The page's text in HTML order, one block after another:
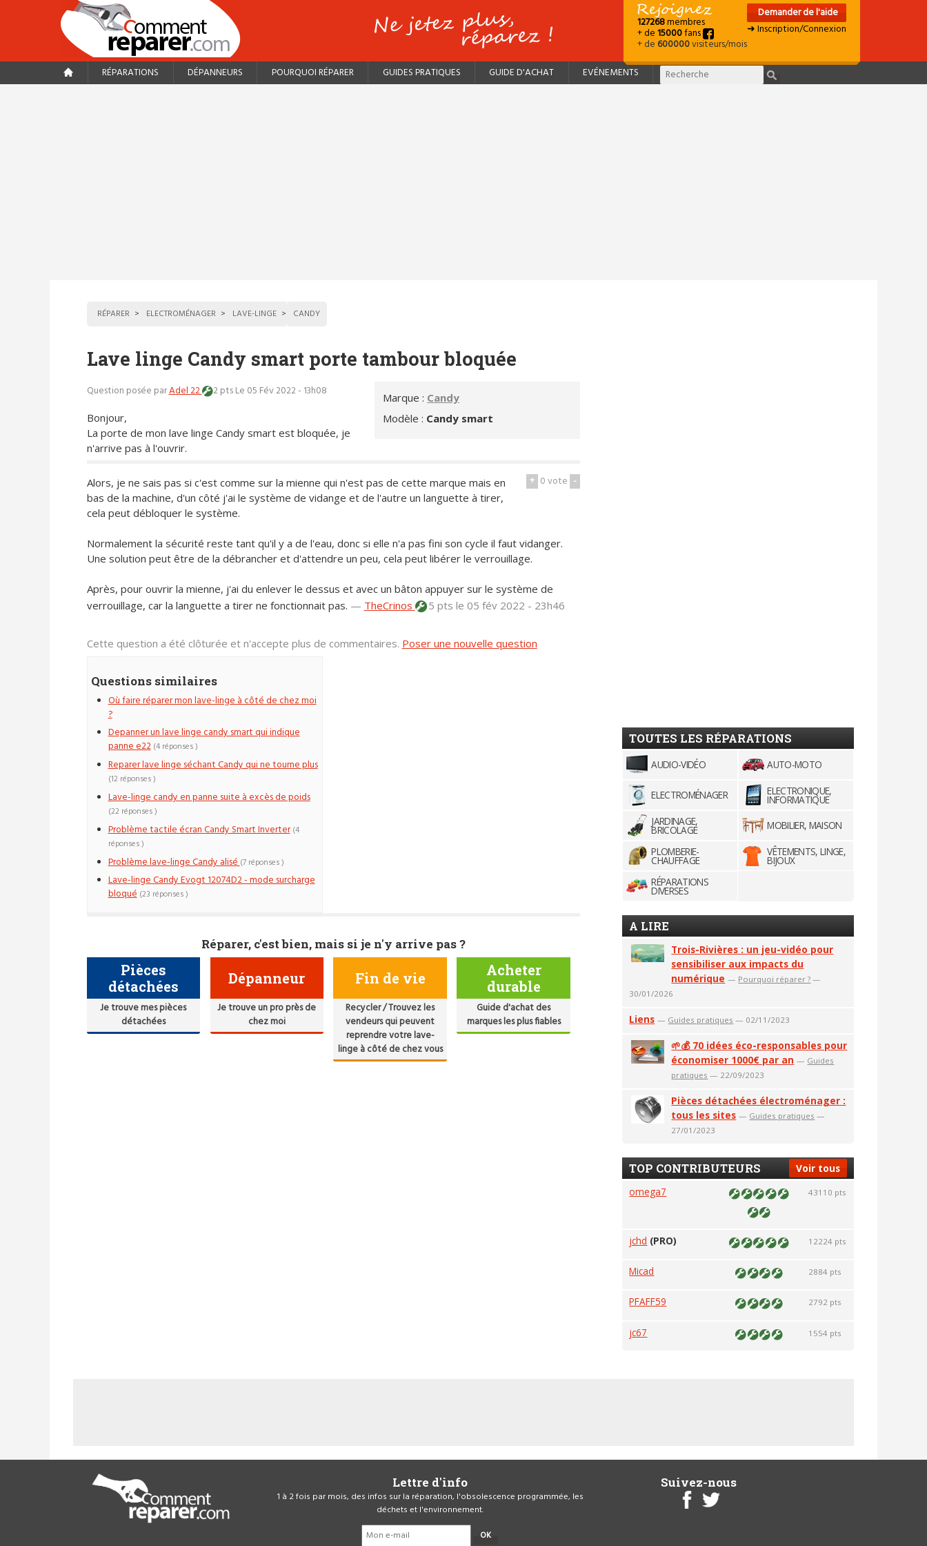
127268membres
+ de15000fans
+ de600000visiteurs/mois
Demander de l'aide
➜ Inscription/Connexion
RÉPARATIONS DÉPANNEURS POURQUOI RÉPARER GUIDES PRATIQUES GUIDE D'ACHAT EVÉNEMENTS
RÉPARER ELECTROMÉNAGER LAVE-LINGE CANDY
Lave linge Candy smart porte tambour bloquée
Marque : Candy
Modèle : Candy smart
Question posée parAdel 22 2 ptsLe 05 Fév 2022 - 13h08
Bonjour,
La porte de mon lave linge Candy smart est bloquée, je
n'arrive pas à l'ouvrir.
+ 0vote -
Alors, je ne sais pas si c'est comme sur la mienne qui n'est pas de cette marque mais en
bas de la machine, d'un côté j'ai le système de vidange et de l'autre un languette à tirer,
cela peut débloquer le système.
Normalement la sécurité reste tant qu'il y a de l'eau, donc si elle n'a pas fini son cycle il faut vidanger.
Une solution peut être de la débrancher et d'attendre un peu, cela peut libérer le verrouillage.
Après, pour ouvrir la mienne, j'ai du enlever le dessus et avec un bâton appuyer sur le système de
verrouillage, car la languette a tirer ne fonctionnait pas. — TheCrinos 5 pts le 05 fév 2022 - 23h46
Cette question a été clôturée et n'accepte plus de commentaires. Poser une nouvelle question
Questions similaires
Où faire réparer mon lave-linge à côté de chez moi
?
Depanner un lave linge candy smart qui indique
panne e22 (4 réponses )
Reparer lave linge séchant Candy qui ne tourne plus
(12 réponses )
Lave-linge candy en panne suite à excès de poids
(22 réponses )
Problème tactile écran Candy Smart Inverter (4
réponses )
Problème lave-linge Candy alisé(7 réponses )
Lave-linge Candy Evogt 12074D2 - mode surcharge
bloqué (23 réponses )
Réparer, c'est bien, mais si je n'y arrive pas ?
Pièces
détachées
Je trouve mes pièces
détachées
Dépanneur
Je trouve un pro près de
chez moi
Fin de vie
Recycler / Trouvez les
vendeurs qui peuvent
reprendre votre lave-
linge à côté de chez vous
Acheter
durable
Guide d'achat des
marques les plus fiables
TOUTES LES RÉPARATIONS
AUDIO-VIDÉO AUTO-MOTO
ELECTROMÉNAGER ELECTRONIQUE,
INFORMATIQUE
JARDINAGE,
BRICOLAGE
MOBILIER, MAISON
PLOMBERIE-
CHAUFFAGE
VÊTEMENTS, LINGE,
BIJOUX
RÉPARATIONS
DIVERSES
A LIRE
Trois-Rivières : un jeu-vidéo pour
sensibiliser aux impacts du
numérique — Pourquoi réparer ? —
30/01/2026
Liens — Guides pratiques — 02/11/2023
🌱💰 70 idées éco-responsables pour
économiser 1000€ par an — Guides
pratiques — 22/09/2023
Pièces détachées électroménager :
tous les sites — Guides pratiques —
27/01/2023
Voir tous
TOP CONTRIBUTEURS
omega7 43110 pts
jchd (PRO) 12224 pts
Micad 2884 pts
PFAFF59 2792 pts
jc67 1554 pts
Lettre d'info
1 à 2 fois par mois, des infos sur la réparation, l'obsolescence programmée, les
déchets et l'environnement.
OK
Suivez-nous